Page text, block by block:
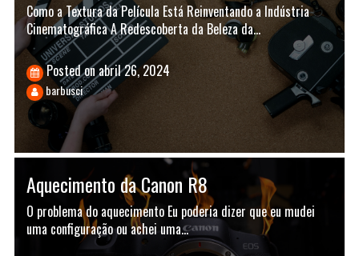
Como a Textura da Película Está Reinventando a Indústria
Cinematográfica A Redescoberta da Beleza da…
Posted onabril 26, 2024
barbusci
Aquecimento da Canon R8
O problema do aquecimento Eu poderia dizer que eu mudei
uma configuração ou achei uma…